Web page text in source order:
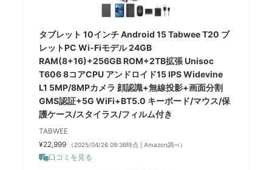
タブレット 10インチ Android 15 Tabwee T20 ブ
レットPC Wi-Fiモデル 24GB
RAM(8+16)+256GB ROM+2TB拡張 Unisoc
T606 8コアCPU アンドロイド15 IPS Widevine
L1 5MP/8MPカメラ 顔認識+無線投影+画面分割
GMS認証+5G WiFi+BT5.0 キーボード/マウス/保
護ケース/スタイラス/フィルム付き
TABWEE
¥22,999
（2025/04/26 09:36時点 | Amazon調べ）
口コミを見る